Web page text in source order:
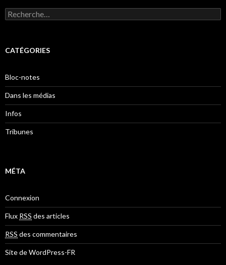
Rechercher :
CATÉGORIES
Bloc-notes
Dans les médias
Infos
Tribunes
MÉTA
Connexion
Flux RSS des articles
RSS des commentaires
Site de WordPress-FR